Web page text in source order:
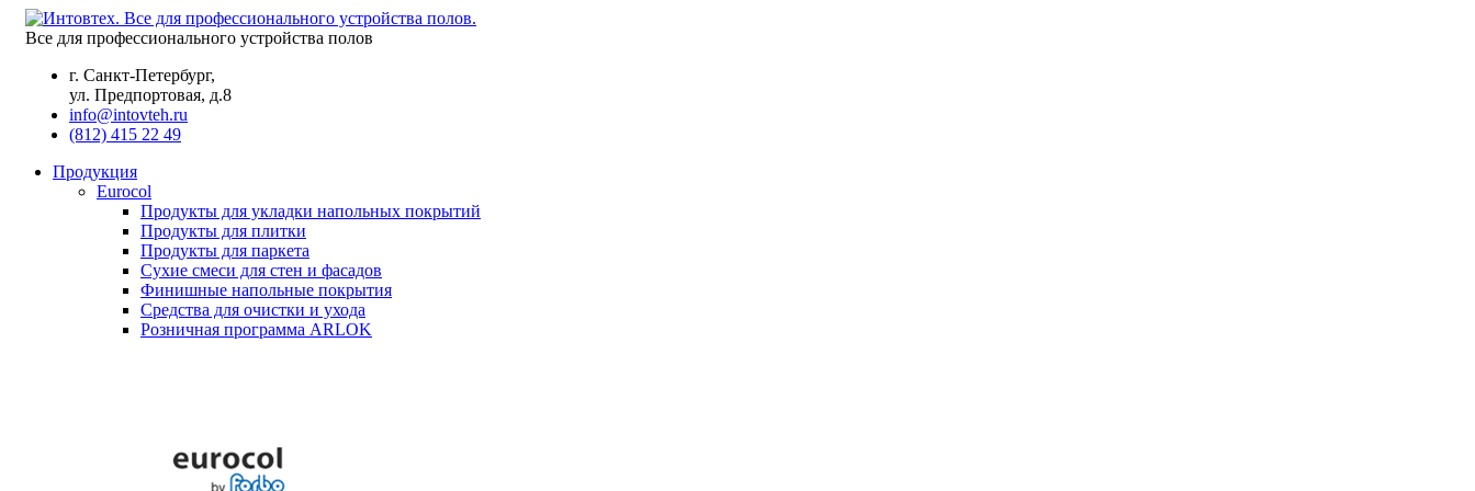
Все для профессионального устройства полов
г. Санкт-Петербург,
ул. Предпортовая, д.8
info@intovteh.ru
(812) 415 22 49
Продукция
Eurocol
Продукты для укладки напольных покрытий
Продукты для плитки
Продукты для паркета
Сухие смеси для стен и фасадов
Финишные напольные покрытия
Средства для очистки и ухода
Розничная программа ARLOK